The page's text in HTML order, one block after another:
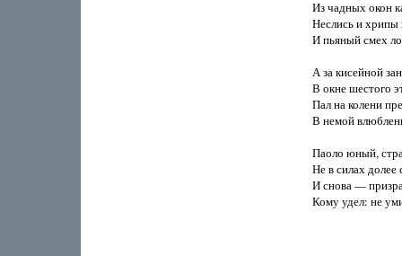
Из чадных окон
Неслись и
И пьяный смех
А за кисейной
В окне шестого
Пал на колени
В немой
Паоло юный,
Не в силах долее
И снова —
Кому удел: не